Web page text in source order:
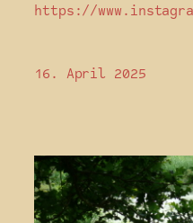
https://
16. April 2025